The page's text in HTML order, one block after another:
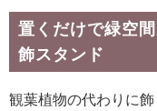
置くだけで緑空
飾スタンド
観葉植物の代わりに